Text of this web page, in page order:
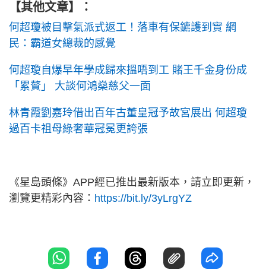
【其他文章】 ：
何超瓊被目擊氣派式返工！落車有保鑣護到實 網
民：霸道女總裁的感覺
何超瓊自爆早年學成歸來搵唔到工 賭王千金身份成
「累贅」 大談何鴻燊慈父一面
林青霞劉嘉玲借出百年古董皇冠予故宮展出 何超瓊
過百卡祖母綠奢華冠冕更誇張
《星島頭條》APP經已推出最新版本，請立即更新，
瀏覽更精彩內容： https://bit.ly/3yLrgYZ